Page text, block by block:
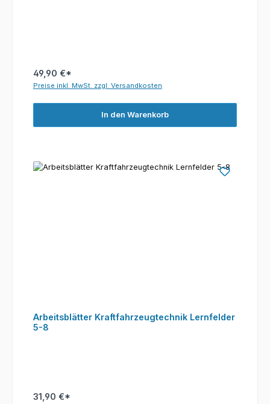
49,90 €*
Preise inkl. MwSt. zzgl. Versandkosten
In den Warenkorb
Arbeitsblätter Kraftfahrzeugtechnik Lernfelder
5-8
31,90 €*